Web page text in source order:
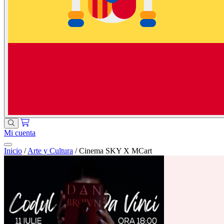
Mi cuenta
Inicio / Arte y Cultura / Cinema SKY X MCart